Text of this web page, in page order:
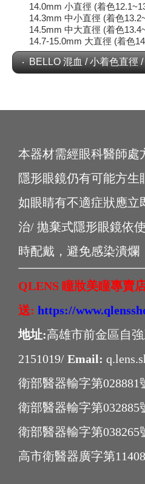
14.0mm 小直徑 (着色
14.3mm 中小直徑 (着色
14.5mm 中大直徑 (着色
14.7-15.0mm 大直徑 (着色
BELLO 混血 / 小着色直徑
本器材需經眼科醫師處
隱形眼鏡仍有可能方生
如眼睛有不適症狀應立
治/ 拋棄式隱形眼鏡依
時配戴，避免感染潰爛
QLENS 瞳妝美瞳專賣
送: https://
地址:高雄市前金區自
2151019/ Email:
衛部醫器輸字第028881
衛部醫器輸字第032885
衛部醫器輸字第038265
高市衛醫器廣字第